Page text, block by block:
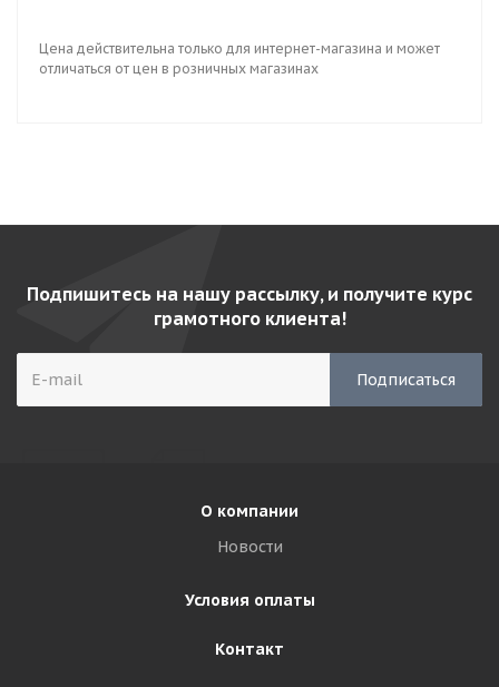
Цена действительна только для интернет-магазина и может
отличаться от цен в розничных магазинах
Подпишитесь на нашу рассылку, и получите курс
грамотного клиента!
О компании
Новости
Условия оплаты
Контакт